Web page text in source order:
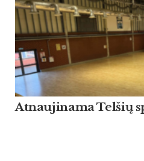
At­nau­ji­na­ma Tel­šių